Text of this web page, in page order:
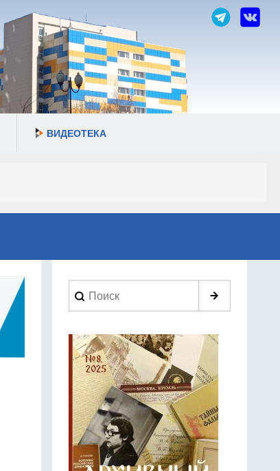
ВИДЕОТЕКА
Search